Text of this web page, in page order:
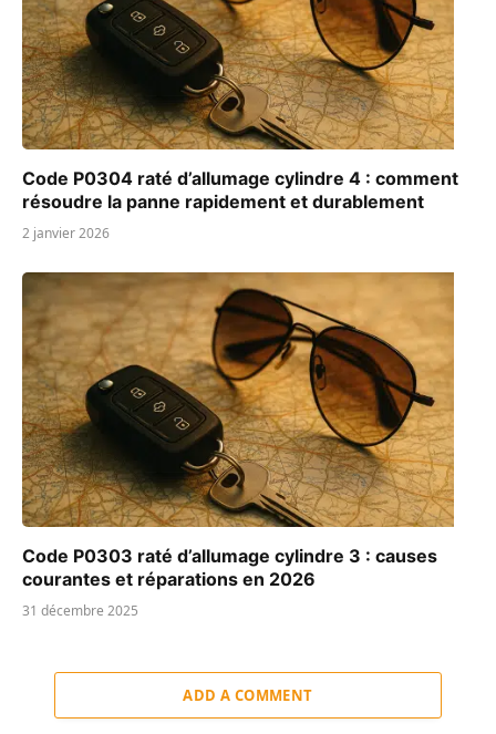
Code P0304 raté d’allumage cylindre 4 : comment
résoudre la panne rapidement et durablement
2 janvier 2026
Code P0303 raté d’allumage cylindre 3 : causes
courantes et réparations en 2026
31 décembre 2025
ADD A COMMENT